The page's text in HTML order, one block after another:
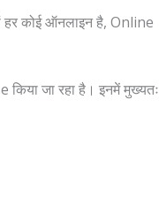
कोई ऑनलाइन है, Online
जा रहा है। इनमें मुख्यतः